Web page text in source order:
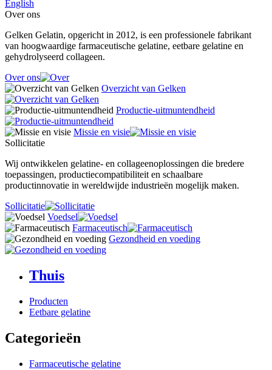
English
Over ons
Gelken Gelatin, opgericht in 2012, is een professionele fabrikant
van hoogwaardige farmaceutische gelatine, eetbare gelatine en
gehydrolyseerd collageen.
Over ons
Overzicht van Gelken
Productie-uitmuntendheid
Missie en visie
Sollicitatie
Wij ontwikkelen gelatine- en collageenoplossingen die bredere
toepassingen, productiecompatibiliteit en schaalbare
productinnovatie in wereldwijde industrieën mogelijk maken.
Sollicitatie
Voedsel
Farmaceutisch
Gezondheid en voeding
Thuis
Producten
Eetbare gelatine
Categorieën
Farmaceutische gelatine